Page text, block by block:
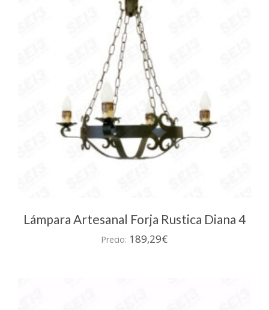
Lámpara Artesanal Forja Rustica Diana 4
Precio: 189,29€